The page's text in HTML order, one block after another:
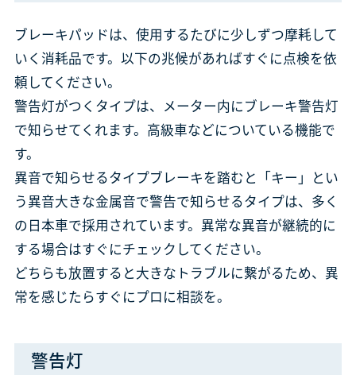
ブレーキパッドは、使用するたびに少しずつ摩耗して
いく消耗品です。以下の兆候があればすぐに点検を依
頼してください。
警告灯がつくタイプは、メーター内にブレーキ警告灯
で知らせてくれます。高級車などについている機能で
す。
異音で知らせるタイプブレーキを踏むと「キー」とい
う異音大きな金属音で警告で知らせるタイプは、多く
の日本車で採用されています。異常な異音が継続的に
する場合はすぐにチェックしてください。
どちらも放置すると大きなトラブルに繋がるため、異
常を感じたらすぐにプロに相談を。
警告灯